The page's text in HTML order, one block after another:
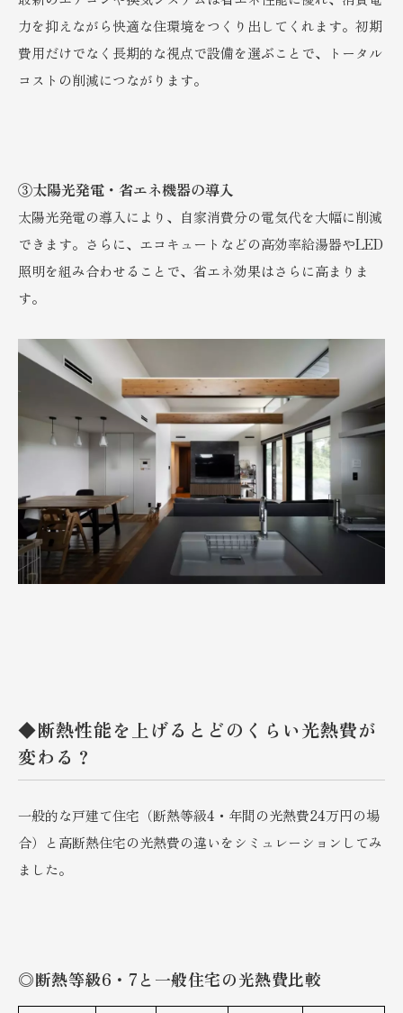
力を抑えながら快適な住環境をつくり出してくれます。初期
費用だけでなく長期的な視点で設備を選ぶことで、トータル
コストの削減につながります。
③太陽光発電・省エネ機器の導入
太陽光発電の導入により、自家消費分の電気代を大幅に削減
できます。さらに、エコキュートなどの高効率給湯器やLED
照明を組み合わせることで、省エネ効果はさらに高まりま
す。
◆断熱性能を上げるとどのくらい光熱費が
変わる？
一般的な戸建て住宅（断熱等級4・年間の光熱費24万円の場
合）と高断熱住宅の光熱費の違いをシミュレーションしてみ
ました。
◎断熱等級6・7と一般住宅の光熱費比較